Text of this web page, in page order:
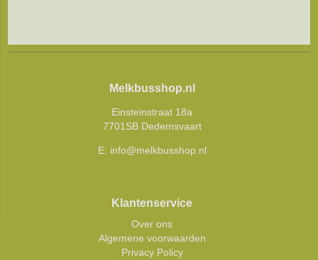
Melkbusshop.nl
Einsteinstraat 18a
7701SB Dedemsvaart
E: info@melkbusshop.nl
Klantenservice
Over ons
Algemene voorwaarden
Privacy Policy